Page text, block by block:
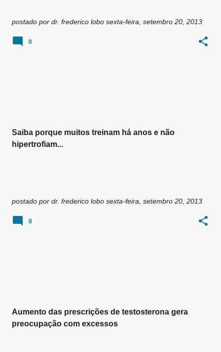
postado por dr. frederico lobo sexta-feira, setembro 20, 2013
0
Saiba porque muitos treinam há anos e não
hipertrofiam...
postado por dr. frederico lobo sexta-feira, setembro 20, 2013
0
Aumento das prescrições de testosterona gera
preocupação com excessos